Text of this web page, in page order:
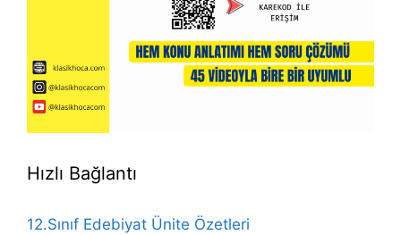
Hızlı Bağlantı
12.Sınıf Edebiyat Ünite Özetleri